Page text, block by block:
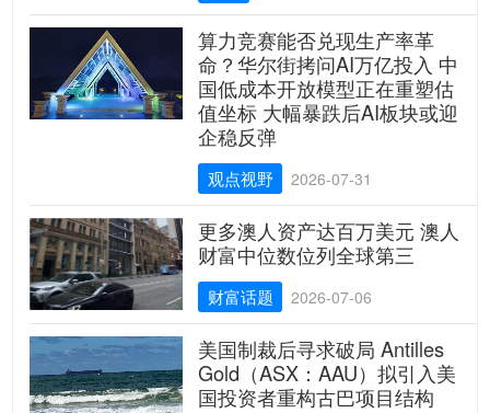
算力竞赛能否兑现生产率革
命？华尔街拷问AI万亿投入 中
国低成本开放模型正在重塑估
值坐标 大幅暴跌后AI板块或迎
企稳反弹
观点视野 2026-07-31
更多澳人资产达百万美元 澳人
财富中位数位列全球第三
财富话题 2026-07-06
美国制裁后寻求破局 Antilles
Gold（ASX：AAU）拟引入美
国投资者重构古巴项目结构